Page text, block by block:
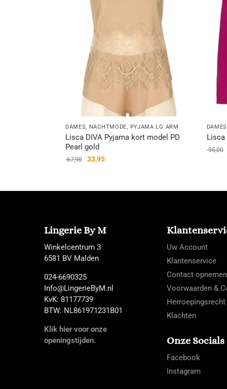
DAMES NACHTMODE PYJAMA LG ARM
Lisca DIVA Pyjama kort model PD
Pearl gold
67,90 33,95
DAMES
Lisca
95,00
Lingerie By M
Winkelcentrum 3
6581 BV Malden
024-6690325
Info@LingerieByM.nl
KvK: 81177739
BTW: NL861971231B01
Klik hier voor onze
openingstijden.
Uw Account
Klantenservice
Contact opnemen
Voorwaarden &
Herroepingsrecht
Klachten
Onze Socials
Facebook
Instagram